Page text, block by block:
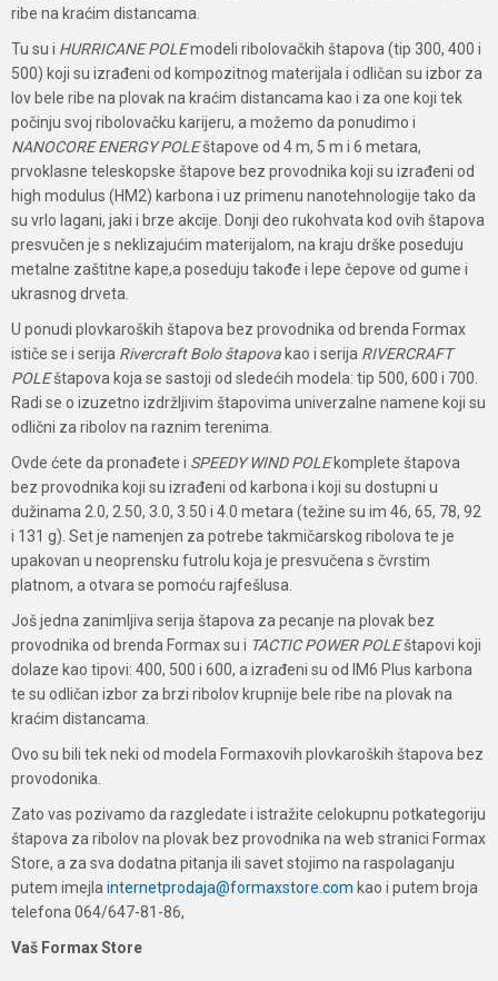
ribe na kraćim distancama.
Tu su i HURRICANE POLEmodeli ribolovačkih štapova (tip 300, 400 i
500) koji su izrađeni od kompozitnog materijala i odličan su izbor za
lov bele ribe na plovak na kraćim distancama kao i za one koji tek
počinju svoj ribolovačku karijeru, a možemo da ponudimo i
NANOCORE ENERGY POLEštapove od 4 m, 5 m i 6 metara,
prvoklasne teleskopske štapove bez provodnika koji su izrađeni od
high modulus (HM2) karbona i uz primenu nanotehnologije tako da
su vrlo lagani, jaki i brze akcije. Donji deo rukohvata kod ovih štapova
presvučen je s neklizajućim materijalom, na kraju drške poseduju
metalne zaštitne kape,a poseduju takođe i lepe čepove od gume i
ukrasnog drveta.
U ponudi plovkaroških štapova bez provodnika od brenda Formax
ističe se i serija Rivercraft Bolo štapova kao i serija RIVERCRAFT
POLEštapova koja se sastoji od sledećih modela: tip 500, 600 i 700.
Radi se o izuzetno izdržljivim štapovima univerzalne namene koji su
odlični za ribolov na raznim terenima.
Ovde ćete da pronađete i SPEEDY WIND POLEkomplete štapova
bez provodnika koji su izrađeni od karbona i koji su dostupni u
dužinama 2.0, 2.50, 3.0, 3.50 i 4.0 metara (težine su im 46, 65, 78, 92
i 131 g). Set je namenjen za potrebe takmičarskog ribolova te je
upakovan u neoprensku futrolu koja je presvučena s čvrstim
platnom, a otvara se pomoću rajfešlusa.
Još jedna zanimljiva serija štapova za pecanje na plovak bez
provodnika od brenda Formax su i TACTIC POWER POLEštapovi koji
dolaze kao tipovi: 400, 500 i 600, a izrađeni su od IM6 Plus karbona
te su odličan izbor za brzi ribolov krupnije bele ribe na plovak na
kraćim distancama.
Ovo su bili tek neki od modela Formaxovih plovkaroških štapova bez
provodonika.
Zato vas pozivamo da razgledate i istražite celokupnu potkategoriju
štapova za ribolov na plovak bez provodnika na web stranici Formax
Store, a za sva dodatna pitanja ili savet stojimo na raspolaganju
putem imejla internetprodaja@formaxstore.com kao i putem broja
telefona 064/647-81-86,
Vaš Formax Store